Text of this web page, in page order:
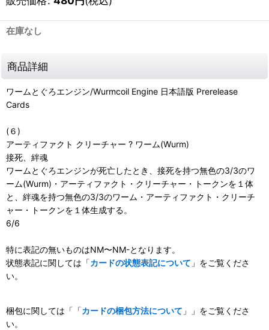
在庫なし
商品詳細
ワームとぐろエンジン/Wurmcoil Engine 日本語版 Prerelease
Cards
(６)
アーティファクト クリーチャー ? ワーム(Wurm)
接死、絆魂
ワームとぐろエンジンが死亡したとき、接死を持つ無色の3/3のワ
ーム(Wurm)・アーティファクト・クリーチャー・トークンを１体
と、絆魂を持つ無色の3/3のワーム・アーティファクト・クリーチ
ャー・トークンを１体生成する。
6/6
特に表記の無いものはNM〜NM-となります。
状態表記に関しては「カードの状態表記について 」をご覧くださ
い。
梱包に関しては「「カードの梱包方法について 」」をご覧くださ
い。